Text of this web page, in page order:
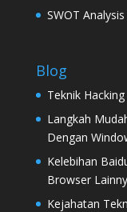
SWOT Analysis
Blog
Teknik
Langkah
Dengan
Kelebihan
Browser
Kejahatan